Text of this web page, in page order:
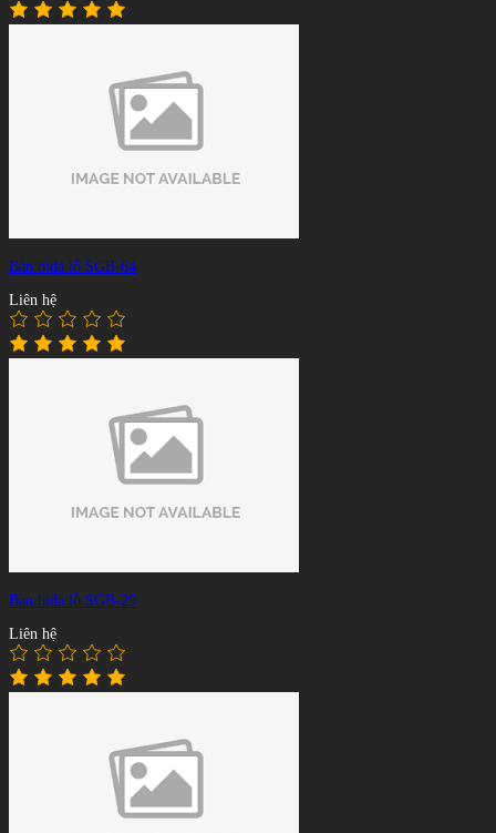
Bàn bida lỗ SGB-64
Liên hệ
Bàn bida lỗ SGB-29
Liên hệ